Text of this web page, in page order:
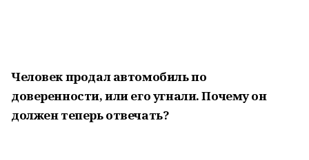
Человек продал автомобиль по
доверенности, или его угнали. Почему он
должен теперь отвечать?